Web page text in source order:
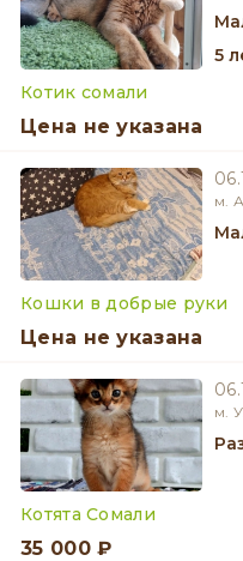
5
Котик сомали
Цена не указана
м.
Кошки в добрые руки
Цена не указана
м.
Котята Сомали
35 000 ₽